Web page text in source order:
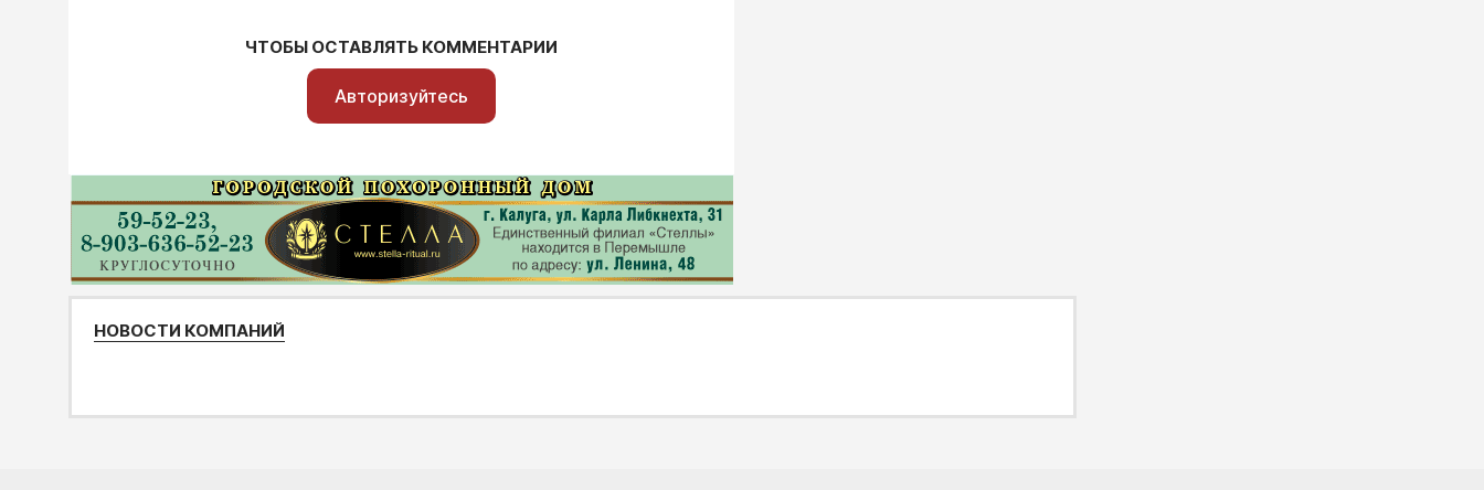
ЧТОБЫ ОСТАВЛЯТЬ КОММЕНТАРИИ
Авторизуйтесь
НОВОСТИ КОМПАНИЙ